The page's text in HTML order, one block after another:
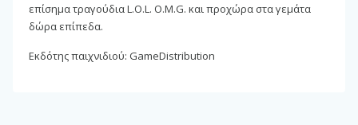
επίσημα τραγούδια L.O.L. O.M.G. και προχώρα στα γεμάτα
δώρα επίπεδα.
Εκδότης παιχνιδιού: GameDistribution